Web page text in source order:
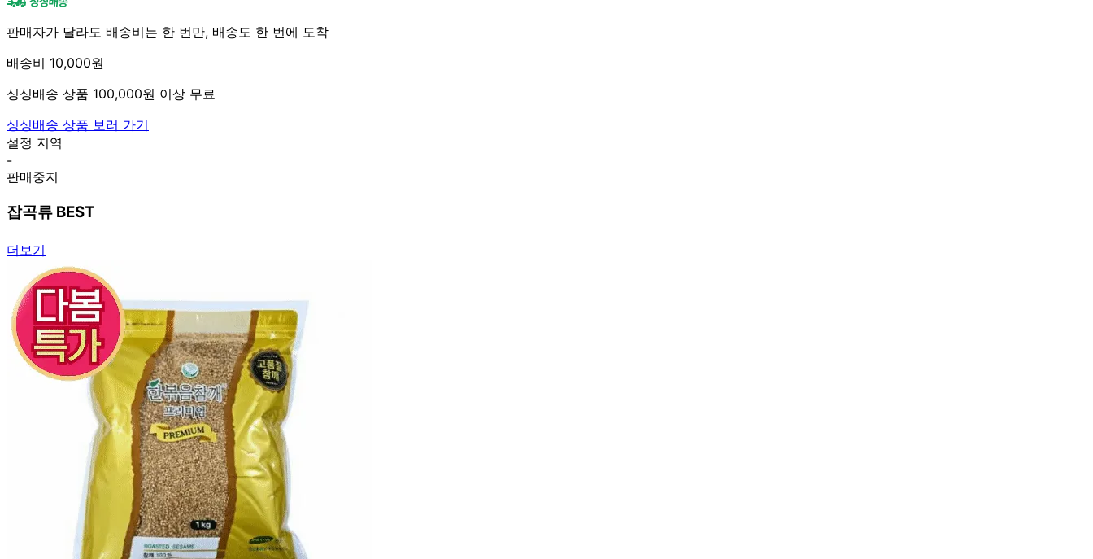
판매자가 달라도 배송비는 한 번만, 배송도 한 번에 도착
배송비 10,000원
싱싱배송 상품 100,000원 이상 무료
싱싱배송 상품 보러 가기
설정 지역
-
판매중지
잡곡류 BEST
더보기